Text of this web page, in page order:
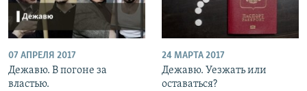
07 АПРЕЛЯ 2017
Дежавю. В погоне за
властью.
24 МАРТА 2017
Дежавю. Уезжать или
оставаться?